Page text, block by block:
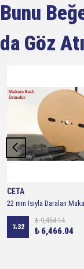
Bunu
da Göz
CETA
%32
₺ 9,454.14
₺ 6,466.04